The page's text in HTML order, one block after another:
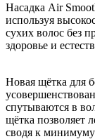
Насадка Air
используя
сухих волос без
здоровье и
Новая щётка для
спутываются в
щётка позволяет
сводя к